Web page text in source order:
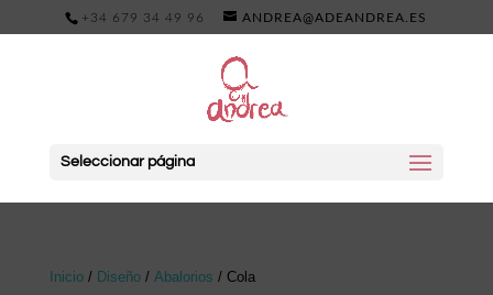
+34 679 34 49 96 ANDREA@ADEANDREA.ES
Seleccionar página
Inicio/ Diseño/ Abalorios / Cola